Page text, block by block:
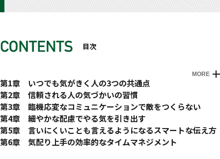
目次
MORE
はじめに
第1章 いつでも気がきく人の3つの共通点
1 相手ありき
2 尊敬する
3 先読みする
第2章 信頼される人の気づかいの習慣
4 言葉よりも行動で
5 感情にそっと寄り添う
6 タイミングを読む
7 人やものにあたらない
第3章 臨機応変なコミュニケーションで敵をつくらない
13 誰にでもフェアに接する
14 人に興味を持つ
15 自分と相手の立場と役割をわきまえる
第4章 細やかな配慮でやる気を引き出す
24 マネジメントをしてもコントロールはしない
25 絶対に「ダメ」と言わない
第5章 言いにくいことも言えるようになるスマートな伝え方
32 話の要点がわかりやすい
第6章 気配り上手の効率的なタイムマネジメント